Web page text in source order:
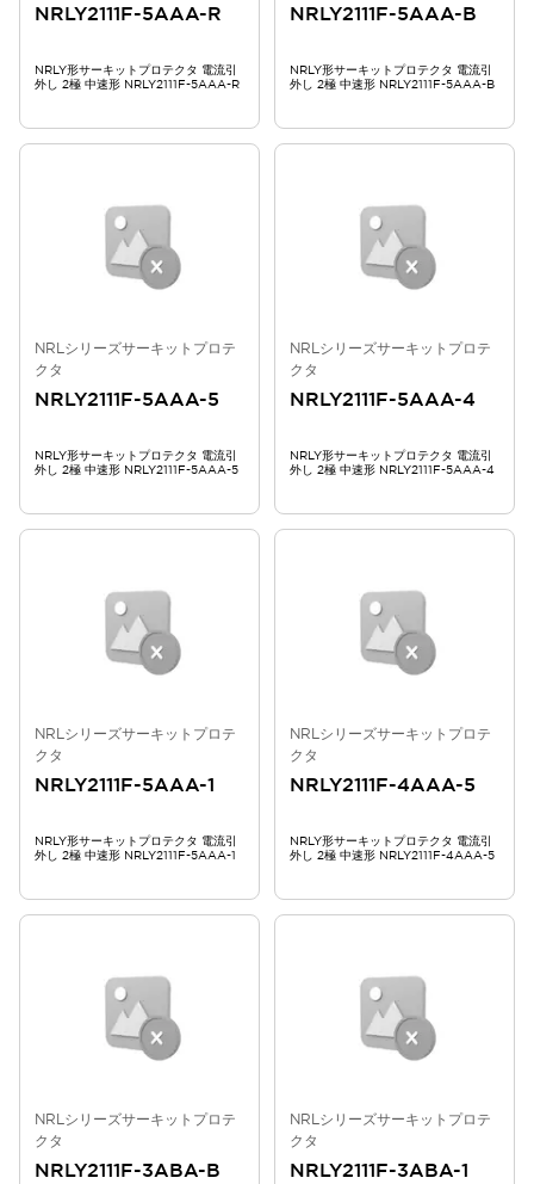
NRLY2111F-5AAA-R
NRLY形サーキットプロテクタ 電流引
外し 2極 中速形 NRLY2111F-5AAA-R
NRLY2111F-5AAA-B
NRLY形サーキットプロテクタ 電流引
外し 2極 中速形 NRLY2111F-5AAA-B
NRLシリーズサーキットプロテ
クタ
NRLY2111F-5AAA-5
NRLY形サーキットプロテクタ 電流引
外し 2極 中速形 NRLY2111F-5AAA-5
NRLシリーズサーキットプロテ
クタ
NRLY2111F-5AAA-4
NRLY形サーキットプロテクタ 電流引
外し 2極 中速形 NRLY2111F-5AAA-4
NRLシリーズサーキットプロテ
クタ
NRLY2111F-5AAA-1
NRLY形サーキットプロテクタ 電流引
外し 2極 中速形 NRLY2111F-5AAA-1
NRLシリーズサーキットプロテ
クタ
NRLY2111F-4AAA-5
NRLY形サーキットプロテクタ 電流引
外し 2極 中速形 NRLY2111F-4AAA-5
NRLシリーズサーキットプロテ
クタ
NRLY2111F-3ABA-B
NRLシリーズサーキットプロテ
クタ
NRLY2111F-3ABA-1